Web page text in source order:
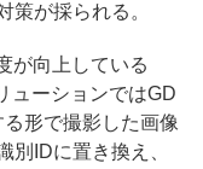
策が採られる。
が向上している
ューションではGD
形で撮影した画像
別IDに置き換え、